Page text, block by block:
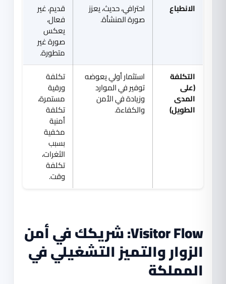
الانطباع
احترافي، حديث، يعزز
صورة المنشأة.
قديم، غير
فعال،
يعكس
صورة غير
متطورة.
التكلفة
(على
المدى
الطويل)
استثمار أولي يعوضه
توفير في الموارد
وزيادة في الأمن
والكفاءة.
تكلفة
ورقية
مستمرة،
تكلفة
أمنية
مخفية
بسبب
الثغرات،
تكلفة
وقت.
Visitor Flow: شريكك في أمن
الزوار والتميز التشغيلي في
المملكة